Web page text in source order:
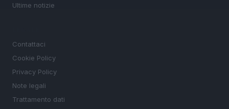
Ultime notizie
Contattaci
Cookie Policy
Privacy Policy
Note legali
Trattamento dati